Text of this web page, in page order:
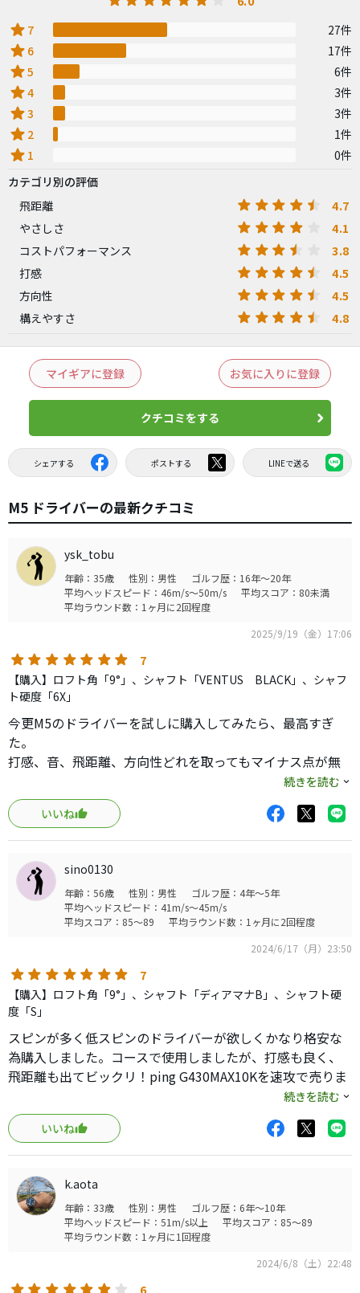
star 7 27件
star 6 17件
star5 6件
star4 3件
star3 3件
star 2 1件
star 1
0件
カテゴリ別の評価
飛距離
4.7
やさしさ 4.1
コストパフォーマンス 3.8
打感 4.5
方向性 4.5
構えやすさ 4.8
マイギアに登録 お気に入りに登録
クチコミをする
シェアする ポストする LINEで送る
M5 ドライバーの最新クチコミ
ysk_tobu
年齢：35歳 性別：男性
ゴルフ歴：16年～20年
平均ヘッドスピード：46m/s～50m/s
平均スコア：80未満
平均ラウンド数：1ヶ月に2回程度
2025/9/19（金）17:06
7
【購入】ロフト角「9°」、シャフト「VENTUS BLACK」、シャフ
ト硬度「6X」
今更M5のドライバーを試しに購入してみたら、最高すぎ
た。
打感、音、飛距離、方向性どれを取ってもマイナス点が無
純正SのシャフトからVENTUS BLACK 6Xに変更したら、も
う最高どころじゃない。言うこと無し。めっちゃ振れる
し、ドローもフェードも気持ちよく打てる。
もう少し早く出会えてれば･･･
綺麗なヘッドがもう残っていない･･･(笑)
続きを読む
いいね
sino0130
年齢：56歳 性別：男性
ゴルフ歴：4年～5年
平均ヘッドスピード：41m/s～45m/s
平均スコア：85～89
平均ラウンド数：1ヶ月に2回程度
2024/6/17（月）23:50
7
【購入】ロフト角「9°」、シャフト「ディアマナB」、シャフト硬
度「S」
スピンが多く低スピンのドライバーが欲しくかなり格安な
為購入しました。コースで使用しましたが、打感も良く、
飛距離も出てビックリ！ping G430MAX10Kを速攻で売りま
した！最新モデルと変わらず使える、素晴らしい！続きを読む
いいね
k.aota
年齢：33歳 性別：男性
ゴルフ歴：6年～10年
平均ヘッドスピード：51m/s以上
平均スコア：85～89
平均ラウンド数：1ヶ月に1回程度
2024/6/8（土）22:48
6